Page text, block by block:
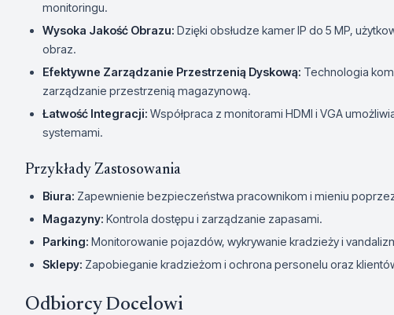
monitoringu.
Wysoka Jakość Obrazu: Dzięki obsłudze kamer IP do 5 MP,
obraz.
Efektywne Zarządzanie Przestrzenią Dyskową: Technologia
zarządzanie przestrzenią magazynową.
Łatwość Integracji: Współpraca z monitorami HDMI i VGA
systemami.
Przykłady Zastosowania
Biura: Zapewnienie bezpieczeństwa pracownikom i mieniu
Magazyny: Kontrola dostępu i zarządzanie zapasami.
Parking: Monitorowanie pojazdów, wykrywanie kradzieży i
Sklepy: Zapobieganie kradzieżom i ochrona personelu oraz
Odbiorcy Docelowi